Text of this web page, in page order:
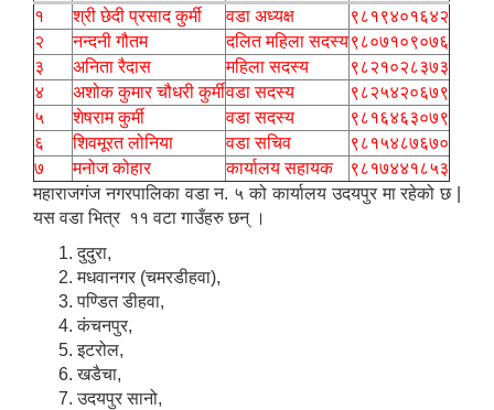
१
श्री छेदी प्रसाद कुर्मी वडा अध्यक्ष
९८१९४०१६४२
२
नन्दनी गौतम दलित महिला सदस्य९८०७१०९०७६
३
अनिता रैदास महिला सदस्य
९८२१०२८३७३
४
अशोक कुमार चौधरी कुर्मीवडा सदस्य
९८२५४२०६७९
५
शेषराम कुर्मी वडा सदस्य
९८१६४६३०७९
६
शिवमूरत लोनिया वडा सचिव
९८१५४८७६७०
७
मनोज कोहार कार्यालय सहायक
९८१७४४१८५३
महाराजगंज नगरपालिका वडा न. ५ को कार्यालय उदयपुर मा रहेको छ |
यस वडा भित्र ११ वटा गाउँहरु छन् ।
दुदुरा,
मधवानगर (चमरडीहवा),
पण्डित डीहवा,
कंचनपुर,
इटरोल,
खडैचा,
उदयपुर सानो,